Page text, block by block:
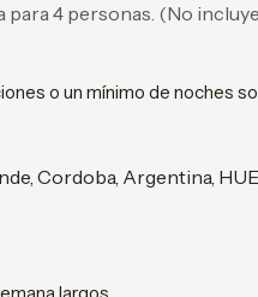
4 personas. (No
o un mínimo de noches
Cordoba, Argentina,